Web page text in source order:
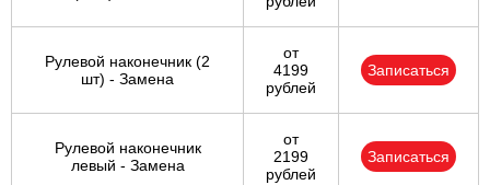
Рулевой наконечник (2
шт) - Замена
от
4199
рублей
Записаться
Рулевой наконечник
левый - Замена
от
2199
рублей
Записаться